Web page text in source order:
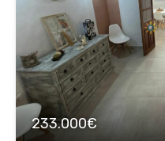
233.000€